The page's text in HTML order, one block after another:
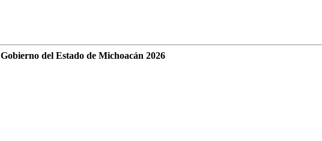
Gobierno del Estado de Michoacán 2026